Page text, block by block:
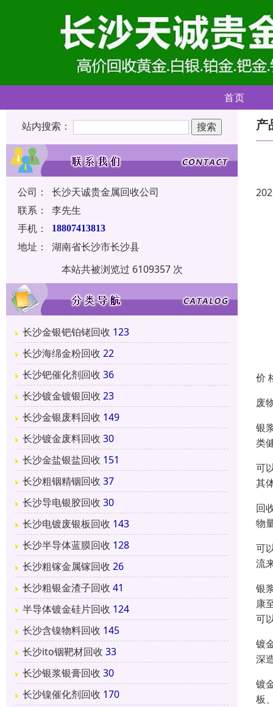
首页
站内搜索：
公司：
长沙天诚贵金属回收公司
联系：
李先生
手机：
18807413813
地址：
湖南省长沙市长沙县
本站共被浏览过 6109357 次
长沙金银钯铂铑回收 123
长沙海绵金粉回收 22
长沙钯催化剂回收 36
长沙镀金镀银回收 23
长沙金银废料回收 149
长沙镀金废料回收 30
长沙金盐银盐回收 151
长沙粗铟精铟回收 37
长沙导电银胶回收 30
长沙电镀废银板回收 143
长沙半导体蓝膜回收 128
长沙粗镓金属镓回收 26
长沙粗银金渣子回收 41
半导体镀金硅片回收 124
长沙含镍物料回收 145
长沙ito铟靶材回收 33
长沙银浆银膏回收 30
长沙镍催化剂回收 170
产
价
废
银
类
可
其
回
物
可
流
银
康
可
镀
深
镀
板